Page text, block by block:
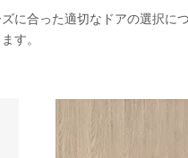
に合った適切なドアの選択
す。